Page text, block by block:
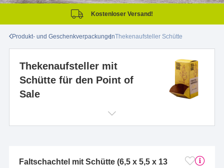
Kostenloser Versand!
Produkt- und GeschenkverpackungenThekenaufsteller Schütte
Thekenaufsteller mit
Schütte für den Point of
Sale
Faltschachtel mit Schütte (6,5 x 5,5 x 13